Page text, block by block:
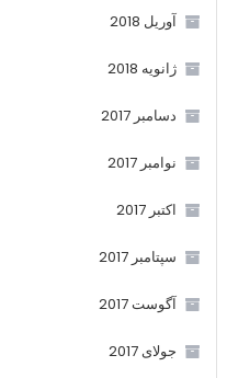
آوریل 2018
ژانویه 2018
دسامبر 2017
نوامبر 2017
اکتبر 2017
سپتامبر 2017
آگوست 2017
جولای 2017